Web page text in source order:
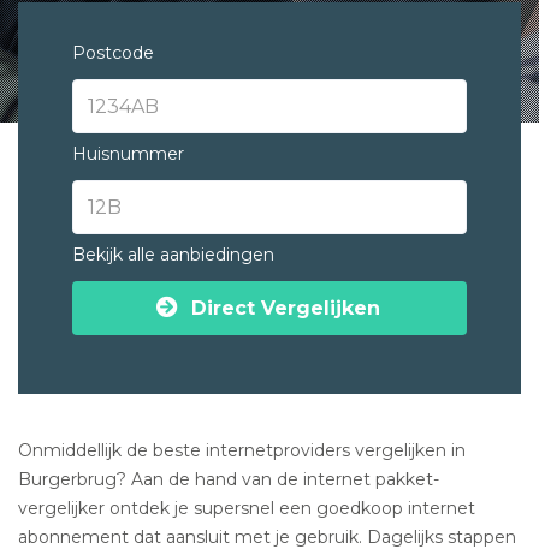
Postcode
Huisnummer
Bekijk alle aanbiedingen
Direct Vergelijken
Onmiddellijk de beste internetproviders vergelijken in
Burgerbrug? Aan de hand van de internet pakket-
vergelijker ontdek je supersnel een goedkoop internet
abonnement dat aansluit met je gebruik. Dagelijks stappen